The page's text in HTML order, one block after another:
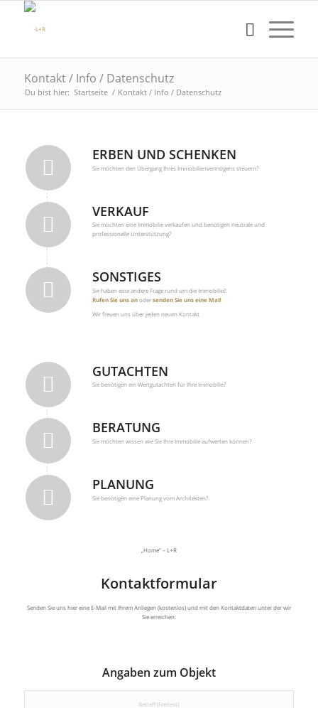
Kontakt / Info / Datenschutz
Du bist hier: Startseite / Kontakt / Info / Datenschutz
ERBEN UND SCHENKEN
Sie möchten den Übergang Ihres Immobilienvermögens steuern?
VERKAUF
Sie möchten eine Immobilie verkaufen und benötigen neutrale und
professionelle Unterstützung?
SONSTIGES
Sie haben eine andere Frage rund um die Immobilie?
Rufen Sie uns anodersenden Sie uns eine Mail
Wir freuen uns über jeden neuen Kontakt
GUTACHTEN
Sie benötigen ein Wertgutachten für Ihre Immobilie?
BERATUNG
Sie möchten wissen wie Sie Ihre Immobilie aufwerten können?
PLANUNG
Sie benötigen eine Planung vom Architekten?
„Home“ – L+R
Kontaktformular
Senden Sie uns hier eine E-Mail mit Ihrem Anliegen (kostenlos) und mit den Kontaktdaten unter der wir
Sie erreichen:
Angaben zum Objekt